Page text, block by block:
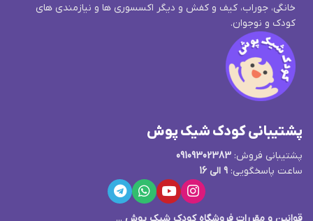
خانگی، جوراب، کیف و کفش و دیگر اکسسوری ها و نیازمندی های
کودک و نوجوان.
پشتیبانی کودک شیک پوش
پشتیبانی فروش: 09109302383
ساعت پاسخگویی: 9 الی 16
قوانین و مقررات فروشگاه کودک شیک پوش ...